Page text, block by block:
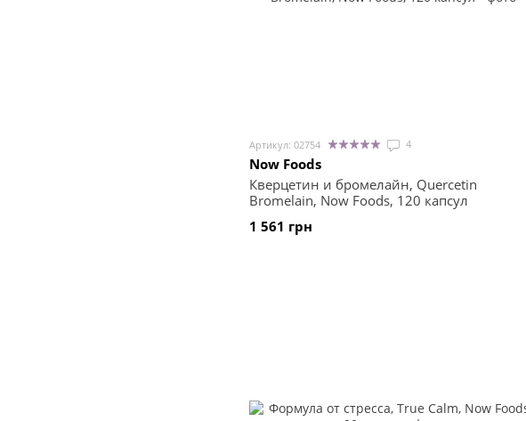
Артикул: 02754 4
Now Foods
Кверцетин и бромелайн, Quercetin
Bromelain, Now Foods, 120 капсул
1 561 грн